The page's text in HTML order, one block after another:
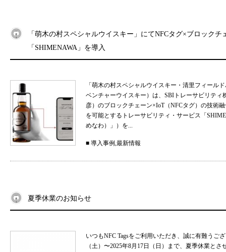
「萌木の村スペシャルウイスキー」にてNFCタグ×ブロックチ
「SHIMENAWA」を導入
「萌木の村スペシャルウイスキー・清里フィール
ベンチャーウイスキー）は、SBIトレーサビリテ
彦）のブロックチェーン×IoT（NFCタグ）の技術
を可能とするトレーサビリティ・サービス「
めなわ）」）を...
■ 導入事例,最新情報
夏季休業のお知らせ
いつもNFC Tagsをご利用いただき、誠に有難う
（土）〜2025年8月17日（日）まで、夏季休業と